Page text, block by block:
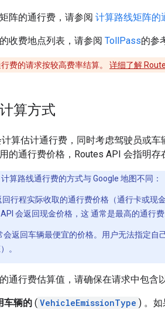
阵的通行费，请参阅 计算路线矩阵的
收费地点列表，请参阅 TollPass的参
费的请求按较高费率结算。 详细了解
算方式
计算估计通行费，同时考虑驾驶员或
的通行费价格，Routes API 会指明存
计算路线通行费的方式与 Google 地图不同：
回行程实际收取的通行费价格（通行卡或
会返回现金价格，这 通常是最高的通行费
会返回车辆最便宜的价格。用户无法指定
。
通行费估算值，请确保在请求中包含
车辆的 ( VehicleEmissionType ) 。如